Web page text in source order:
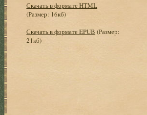
Скачать в формате HTML
(Размер: 16кб)
Скачать в формате EPUB (Размер:
21кб)